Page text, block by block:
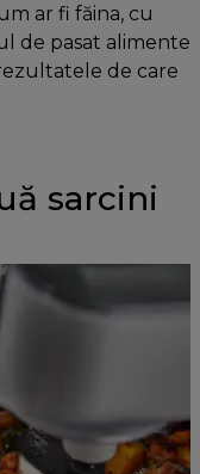
ar fi făina, cu
de pasat alimente
de care
sarcini